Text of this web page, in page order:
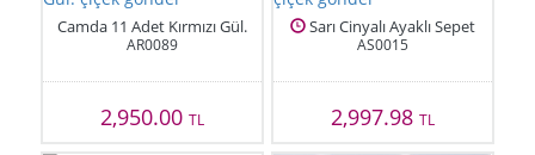
Camda 11 Adet Kırmızı Gül.
AR0089
2,950.00TL
Sarı Cinyalı Ayaklı Sepet
AS0015
2,997.98 TL